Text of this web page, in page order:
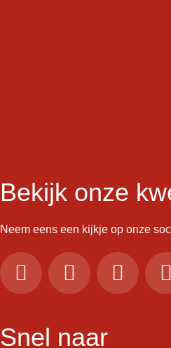
Bekijk onze
Neem eens een kijkje op onze
Snel naar